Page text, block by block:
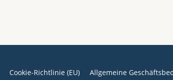
Cookie-Richtlinie (EU) Allgemeine